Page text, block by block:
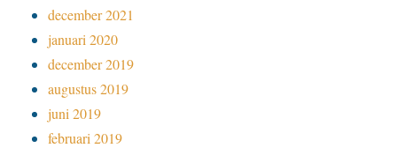
december 2021
januari 2020
december 2019
augustus 2019
juni 2019
februari 2019